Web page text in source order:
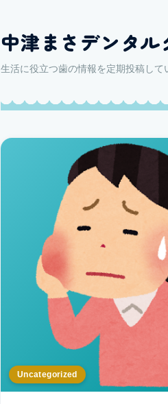
中津まさデンタ
生活に役立つ歯の情報を定期投稿して
Uncategorized